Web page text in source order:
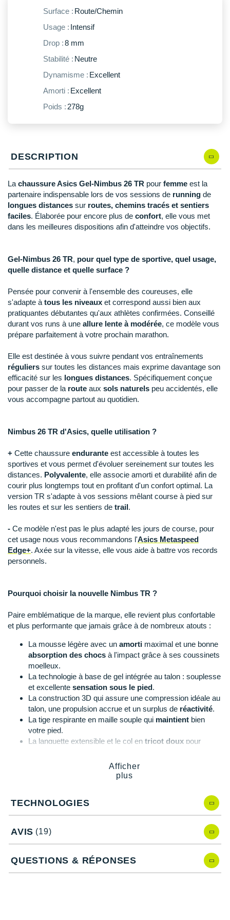
Surface : Route/Chemin
Usage : Intensif
Drop :8 mm
Stabilité : Neutre
Dynamisme : Excellent
Amorti : Excellent
Poids : 278g
DESCRIPTION
La chaussure Asics Gel-Nimbus 26 TR pour femme est la
partenaire indispensable lors de vos sessions de running de
longues distances sur routes, chemins tracés et sentiers
faciles. Élaborée pour encore plus de confort, elle vous met
dans les meilleures dispositions afin d'atteindre vos objectifs.
Gel-Nimbus 26 TR, pour quel type de sportive, quel usage,
quelle distance et quelle surface ?
Pensée pour convenir à l'ensemble des coureuses, elle
s'adapte à tous les niveaux et correspond aussi bien aux
pratiquantes débutantes qu'aux athlètes confirmées. Conseillé
durant vos runs à une allure lente à modérée, ce modèle vous
prépare parfaitement à votre prochain marathon.
Elle est destinée à vous suivre pendant vos entraînements
réguliers sur toutes les distances mais exprime davantage son
efficacité sur les longues distances. Spécifiquement conçue
pour passer de la route aux sols naturels peu accidentés, elle
vous accompagne partout au quotidien.
Nimbus 26 TR d'Asics, quelle utilisation ?
+ Cette chaussure endurante est accessible à toutes les
sportives et vous permet d'évoluer sereinement sur toutes les
distances. Polyvalente, elle associe amorti et durabilité afin de
courir plus longtemps tout en profitant d'un confort optimal. La
version TR s'adapte à vos sessions mêlant course à pied sur
les routes et sur les sentiers de trail.
- Ce modèle n'est pas le plus adapté les jours de course, pour
cet usage nous vous recommandons l'Asics Metaspeed
Edge+. Axée sur la vitesse, elle vous aide à battre vos records
personnels.
Pourquoi choisir la nouvelle Nimbus TR ?
Paire emblématique de la marque, elle revient plus confortable
et plus performante que jamais grâce à de nombreux atouts :
La mousse légère avec un amorti maximal et une bonne
absorption des chocs à l'impact grâce à ses coussinets
moelleux.
La technologie à base de gel intégrée au talon : souplesse
et excellente sensation sous le pied.
La construction 3D qui assure une compression idéale au
talon, une propulsion accrue et un surplus de réactivité.
La tige respirante en maille souple qui maintient bien
votre pied.
La languette extensible et le col en tricot doux pour
La semelle extérieure à crampons qui apporte un
maximum d'adhérence pour les
Asics Gel-Nimbus 26 TR, quelles nouveautés ?
Nous avons comparé cette nouvelle itération à la version
précédente, l'
Afficher
plus
TECHNOLOGIES
AVIS (19)
QUESTIONS & RÉPONSES
DÉSTOCKAGE
+ Voir tous les accessoires
NNormal
Petzl
Polar
Puma
Raidlight
Salomon
Saucony
Saxx
Scarpa
Scott
Shokz
Sidas
Suunto
Ta Energy
The North Face
Thuasne
Under Armour
X-Bionic
X-Socks